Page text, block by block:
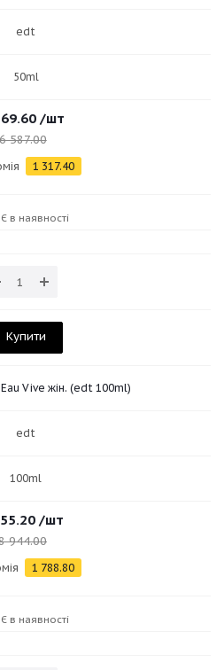
edt
50ml
/шт
587.00
1 317.40
Є в наявності
Купити
Vive жін. (edt 100ml)
edt
100ml
/шт
944.00
1 788.80
Є в наявності